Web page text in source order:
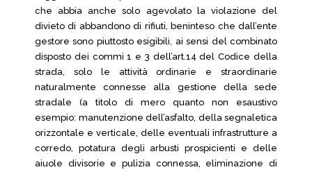
che abbia anche solo agevolato la violazione del
divieto di abbandono di rifiuti, beninteso che dall’ente
gestore sono piuttosto esigibili, ai sensi del combinato
disposto dei commi 1 e 3 dell’art.14 del Codice della
strada, solo le attività ordinarie e straordinarie
naturalmente connesse alla gestione della sede
stradale (a titolo di mero quanto non esaustivo
esempio: manutenzione dell’asfalto, della segnaletica
orizzontale e verticale, delle eventuali infrastrutture a
corredo, potatura degli arbusti prospicienti e delle
aiuole divisorie e pulizia connessa, eliminazione di